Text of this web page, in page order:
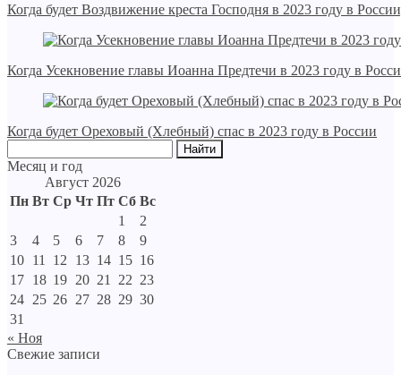
Когда будет Воздвижение креста Господня в 2023 году в
Когда Усекновение главы Иоанна Предтечи в 2023 году в
Когда будет Ореховый (Хлебный) спас в 2023 году в России
Месяц и год
Август 2026
Пн Вт Ср Чт Пт Сб Вс
1
2
3
4 5 6 7 8
9
10 11 12 13 14 15 16
17 18 19 20 21 22 23
24 25 26 27 28 29 30
31
« Ноя
Свежие записи